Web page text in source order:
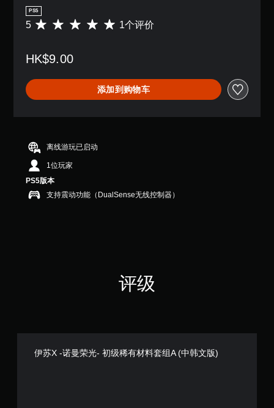
PS5
平
价
颗
星
（
颗
星
，
1
个
评
5 1个评价
HK$9.00
添加到购物车
离线游玩已启动
1位玩家
PS5版本
支持震动功能（DualSense无线控制器）
评级
伊苏X -诺曼荣光- 初级稀有材料套组A (中韩文版)